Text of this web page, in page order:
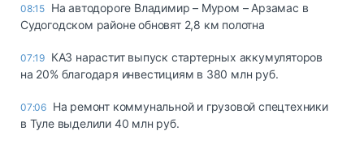
08:15 На автодороге Владимир – Муром – Арзамас в
Судогодском районе обновят 2,8 км полотна
07:19 КАЗ нарастит выпуск стартерных аккумуляторов
на 20% благодаря инвестициям в 380 млн руб.
07:06 На ремонт коммунальной и грузовой спецтехники
в Туле выделили 40 млн руб.